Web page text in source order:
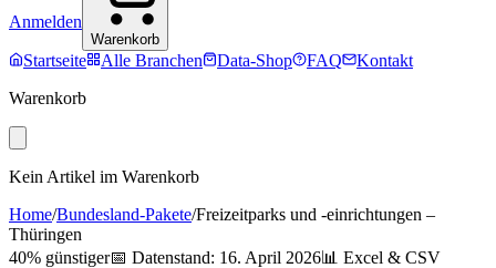
Anmelden
Warenkorb
Startseite Alle Branchen Data-Shop FAQ
Kontakt
Warenkorb
Kein Artikel im Warenkorb
Home/Bundesland-Pakete/Freizeitparks und -einrichtungen –
Thüringen
40% günstiger📅 Datenstand: 16. April 2026📊 Excel & CSV